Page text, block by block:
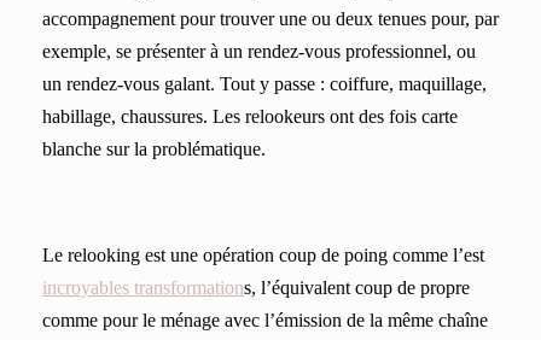
accompagnement pour trouver une ou deux tenues pour, par
exemple, se présenter à un rendez-vous professionnel, ou
un rendez-vous galant. Tout y passe : coiffure, maquillage,
habillage, chaussures. Les relookeurs ont des fois carte
blanche sur la problématique.
Le relooking est une opération coup de poing comme l’est
incroyables transformations, l’équivalent coup de propre
comme pour le ménage avec l’émission de la même chaîne